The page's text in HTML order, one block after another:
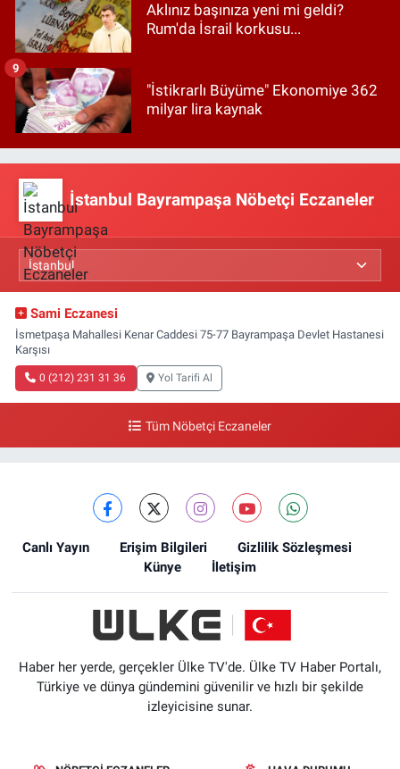
Aklınız başınıza yeni mi geldi?
Rum'da İsrail korkusu...
"İstikrarlı Büyüme" Ekonomiye 362
milyar lira kaynak
9
İstanbul Bayrampaşa Nöbetçi Eczaneler
Sami Eczanesi
İsmetpaşa Mahallesi Kenar Caddesi 75-77 Bayrampaşa Devlet Hastanesi
Karşısı
0 (212) 231 31 36 Yol Tarifi Al
Tüm Nöbetçi Eczaneler
Canlı Yayın Erişim Bilgileri
Gizlilik Sözleşmesi
Künye
İletişim
Haber her yerde, gerçekler Ülke TV'de. Ülke TV Haber Portalı,
Türkiye ve dünya gündemini güvenilir ve hızlı bir şekilde
izleyicisine sunar.